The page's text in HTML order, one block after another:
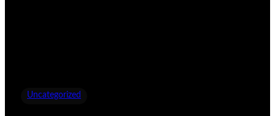
Uncategorized